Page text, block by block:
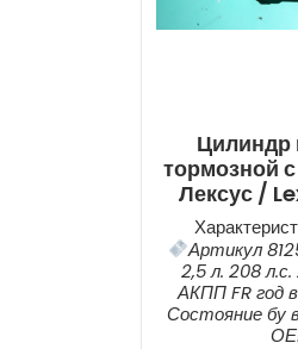
Цилиндр
тормозной
Лексус /
Артикул
2,5 л. 208
АКПП FR год
Состояние бу